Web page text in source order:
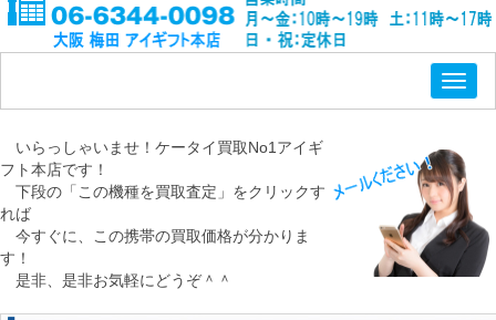
いらっしゃいませ！ケータイ買取No1アイギ
フト本店です！
下段の「この機種を買取査定」をクリックす
れば
今すぐに、この携帯の買取価格が分かりま
す！
是非、是非お気軽にどうぞ＾＾